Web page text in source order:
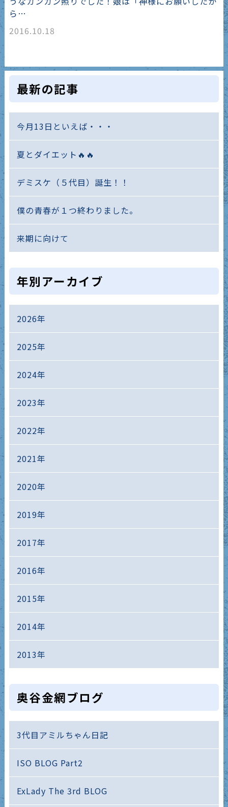
ら…
2016.10.18
最新の記事
今月13日といえば・・・
夏とダイエット🔥🔥
デミスケ（５代目）誕生！！
僕の青春が１つ終わりました。
来期に向けて
年別アーカイブ
2026年
2025年
2024年
2023年
2022年
2021年
2020年
2019年
2017年
2016年
2015年
2014年
2013年
奥谷金網ブログ
3代目アミルちゃん日記
ISO BLOG Part2
ExLady The 3rd BLOG